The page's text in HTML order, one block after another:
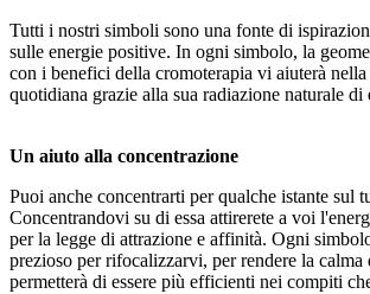
Tutti i nostri simboli sono una fonte di
sulle energie positive. In ogni simbolo, la
con i benefici della cromoterapia vi aiuterà
quotidiana grazie alla sua radiazione naturale di
Un aiuto alla concentrazione
Puoi anche concentrarti per qualche istante sul
Concentrandovi su di essa attirerete a voi
per la legge di attrazione e affinità. Ogni
prezioso per rifocalizzarvi, per rendere la
permetterà di essere più efficienti nei compiti